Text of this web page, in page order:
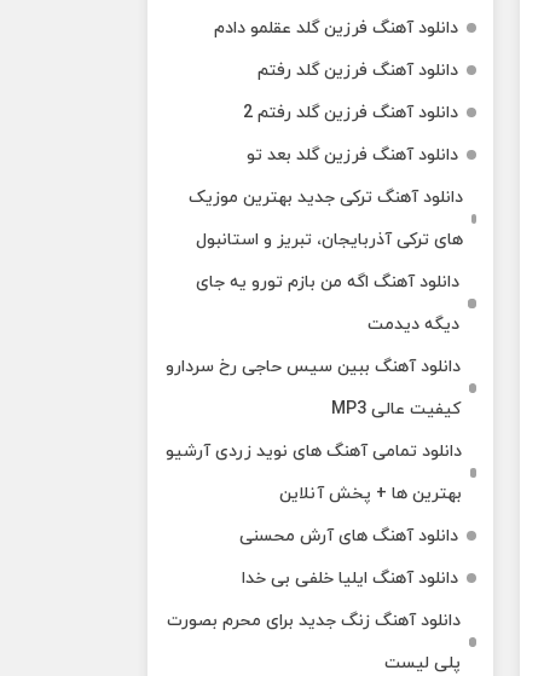
دانلود آهنگ فرزین گلد عقلمو دادم
دانلود آهنگ فرزین گلد رفتم
دانلود آهنگ فرزین گلد رفتم 2
دانلود آهنگ فرزین گلد بعد تو
دانلود آهنگ ترکی جدید بهترین موزیک‌
های ترکی آذربایجان، تبریز و استانبول
دانلود آهنگ اگه من بازم تورو یه جای
دیگه دیدمت
دانلود آهنگ ببین سیس حاجی رخ سردارو
کیفیت عالی MP3
دانلود تمامی آهنگ های نوید زردی آرشیو
بهترین ها + پخش آنلاین
دانلود آهنگ های آرش محسنی
دانلود آهنگ ایلیا خلفی بی خدا
دانلود آهنگ زنگ جدید برای محرم بصورت
پلی لیست